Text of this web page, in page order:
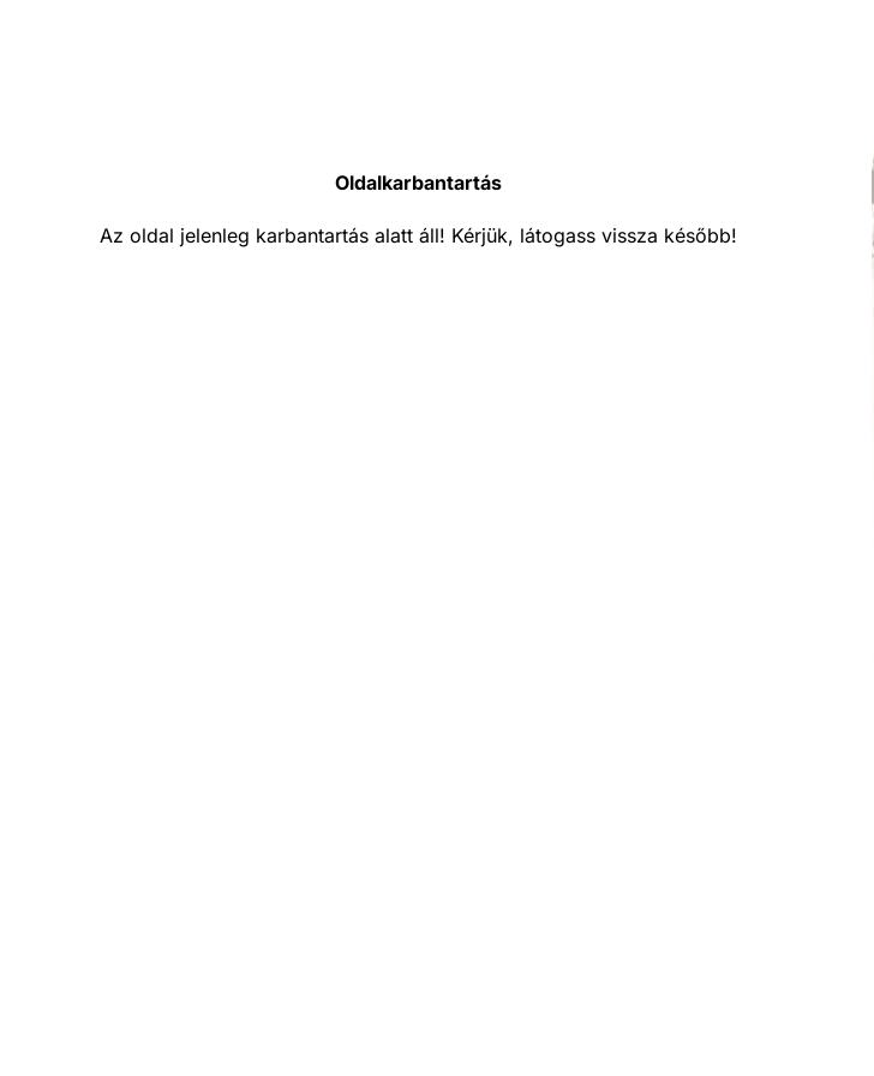
Oldalkarbantartás
Az oldal jelenleg karbantartás alatt áll! Kérjük, látogass vissza később!